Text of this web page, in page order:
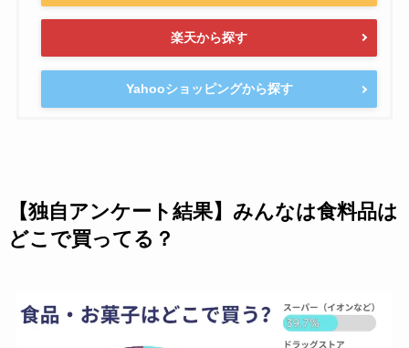
楽天から探す
Yahooショッピングから探す
【独自アンケート結果】みんなは食料品は
どこで買ってる？